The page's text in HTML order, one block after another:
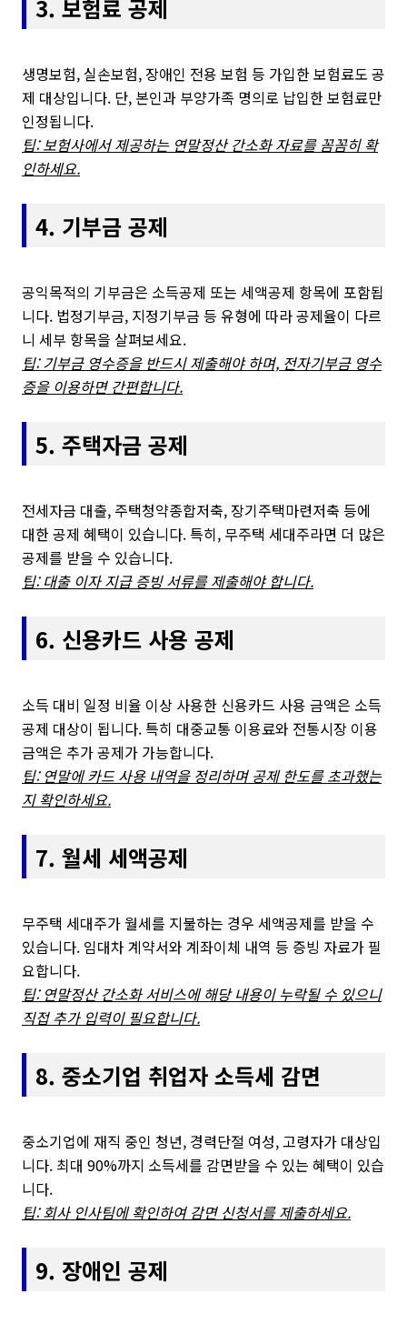
3. 보험료 공제
생명보험, 실손보험, 장애인 전용 보험 등 가입한 보험료도 공
제 대상입니다. 단, 본인과 부양가족 명의로 납입한 보험료만
인정됩니다.
팁: 보험사에서 제공하는 연말정산 간소화 자료를 꼼꼼히 확
인하세요.
4. 기부금 공제
공익목적의 기부금은 소득공제 또는 세액공제 항목에 포함됩
니다. 법정기부금, 지정기부금 등 유형에 따라 공제율이 다르
니 세부 항목을 살펴보세요.
팁: 기부금 영수증을 반드시 제출해야 하며, 전자기부금 영수
증을 이용하면 간편합니다.
5. 주택자금 공제
전세자금 대출, 주택청약종합저축, 장기주택마련저축 등에
대한 공제 혜택이 있습니다. 특히, 무주택 세대주라면 더 많은
공제를 받을 수 있습니다.
팁: 대출 이자 지급 증빙 서류를 제출해야 합니다.
6. 신용카드 사용 공제
소득 대비 일정 비율 이상 사용한 신용카드 사용 금액은 소득
공제 대상이 됩니다. 특히 대중교통 이용료와 전통시장 이용
금액은 추가 공제가 가능합니다.
팁: 연말에 카드 사용 내역을 정리하며 공제 한도를 초과했는
지 확인하세요.
7. 월세 세액공제
무주택 세대주가 월세를 지불하는 경우 세액공제를 받을 수
있습니다. 임대차 계약서와 계좌이체 내역 등 증빙 자료가 필
요합니다.
팁: 연말정산 간소화 서비스에 해당 내용이 누락될 수 있으니
직접 추가 입력이 필요합니다.
8. 중소기업 취업자 소득세 감면
중소기업에 재직 중인 청년, 경력단절 여성, 고령자가 대상입
니다. 최대 90%까지 소득세를 감면받을 수 있는 혜택이 있습
니다.
팁: 회사 인사팀에 확인하여 감면 신청서를 제출하세요.
9. 장애인 공제